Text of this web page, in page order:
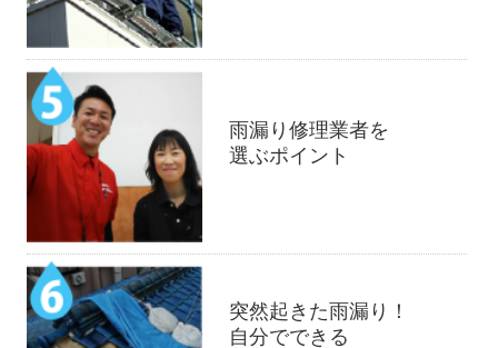
雨漏り修理業者を
選ぶポイント
突然起きた雨漏り！
自分でできる